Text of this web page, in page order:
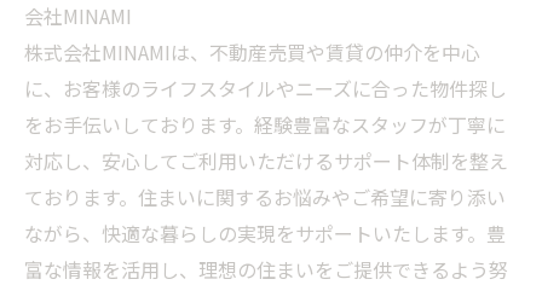
会社MINAMI
株式会社MINAMIは、不動産売買や賃貸の仲介を中心
に、お客様のライフスタイルやニーズに合った物件探し
をお手伝いしております。経験豊富なスタッフが丁寧に
対応し、安心してご利用いただけるサポート体制を整え
ております。住まいに関するお悩みやご希望に寄り添い
ながら、快適な暮らしの実現をサポートいたします。豊
富な情報を活用し、理想の住まいをご提供できるよう努